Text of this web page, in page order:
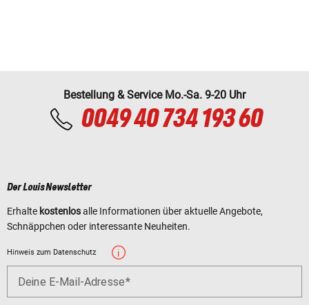
Bestellung & Service Mo.-Sa. 9-20 Uhr
0049 40 734 193 60
Der Louis Newsletter
Erhalte kostenlosalle Informationen über aktuelle Angebote,
Schnäppchen oder interessante Neuheiten.
Hinweis zum Datenschutz
Deine E-Mail-Adresse